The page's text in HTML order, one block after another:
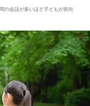
の会話が多いほど子どもが前向